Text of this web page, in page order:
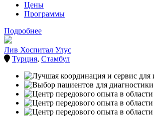
Цены
Программы
Подробнее
Лив Хоспитал Улус
Турция, Стамбул